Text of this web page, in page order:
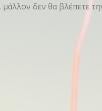
δεν θα βλέπετε